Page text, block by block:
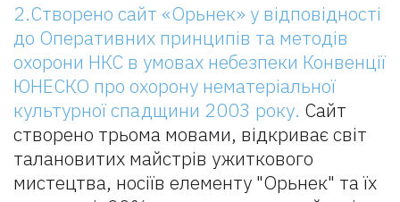
2.Створено сайт «Орьнек» у відповідності
до Оперативних принципів та методів
охорони НКС в умовах небезпеки Конвенції
ЮНЕСКО про охорону нематеріальної
культурної спадщини 2003 року. Сайт
створено трьома мовами, відкриває світ
талановитих майстрів ужиткового
мистецтва, носіїв елементу "Орьнек" та їх